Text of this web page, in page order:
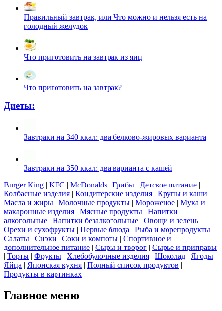
Правильный завтрак, или Что можно и нельзя есть на
голодный желудок
Что приготовить на завтрак из яиц
Что приготовить на завтрак?
Диеты:
Завтраки на 340 ккал: два белково-жировых варианта
Завтраки на 350 ккал: два варианта с кашей
Burger King | KFC | McDonalds | Грибы | Детское питание |
Колбасные изделия | Кондитерские изделия | Крупы и каши |
Масла и жиры | Молочные продукты | Мороженое | Мука и
макаронные изделия | Мясные продукты | Напитки
алкогольные | Напитки безалкогольные | Овощи и зелень |
Орехи и сухофрукты | Первые блюда | Рыба и морепродукты |
Салаты | Снэки | Соки и компоты | Спортивное и
дополнительное питание | Сыры и творог | Сырье и приправы
| Торты | Фрукты | Хлебобулочные изделия | Шоколад | Ягоды |
Яйца | Японская кухня | Полный список продуктов |
Продукты в картинках
Главное меню